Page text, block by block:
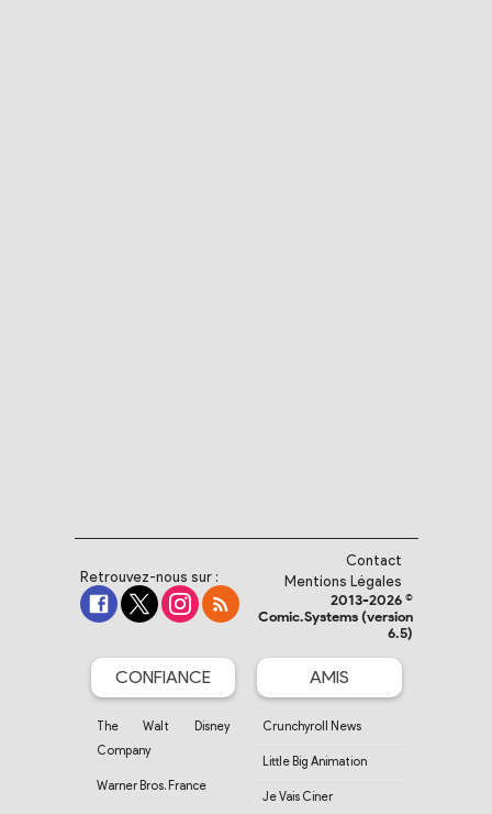
Retrouvez-nous sur :
Contact
Mentions Légales
2013-2026 ©
Comic.Systems (version
6.5)
CONFIANCE
The Walt Disney
Company
Warner Bros. France
AMIS
Crunchyroll News
Little Big Animation
Je Vais Ciner